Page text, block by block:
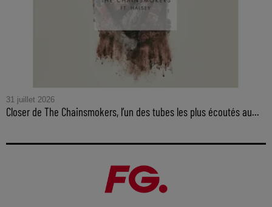
31 juillet 2026
Closer de The Chainsmokers, l’un des tubes les plus écoutés au...